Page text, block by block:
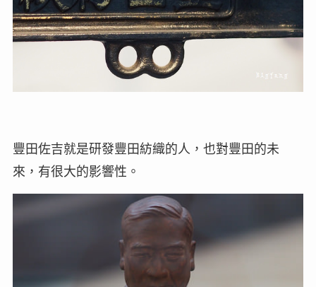
豐田佐吉就是研發豐田紡織的人，也對豐田的未
來，有很大的影響性。